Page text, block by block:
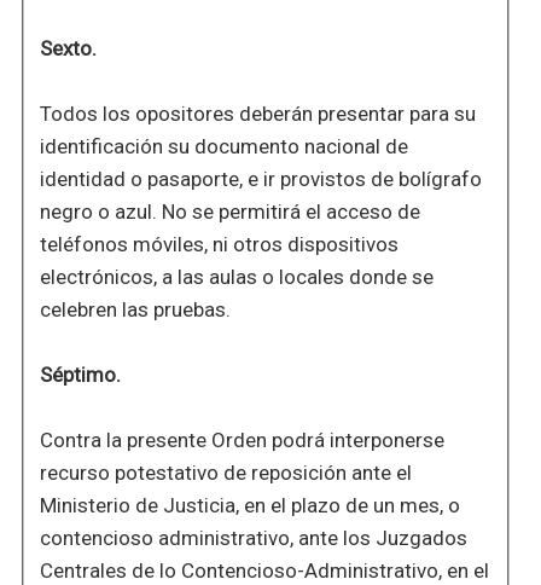
Sexto.
Todos los opositores deberán presentar para su
identificación su documento nacional de
identidad o pasaporte, e ir provistos de bolígrafo
negro o azul. No se permitirá el acceso de
teléfonos móviles, ni otros dispositivos
electrónicos, a las aulas o locales donde se
celebren las pruebas.
Séptimo.
Contra la presente Orden podrá interponerse
recurso potestativo de reposición ante el
Ministerio de Justicia, en el plazo de un mes, o
contencioso administrativo, ante los Juzgados
Centrales de lo Contencioso-Administrativo, en el